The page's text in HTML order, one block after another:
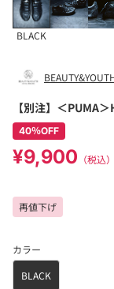
BLACK
【別注】＜PUMA
40％OFF
¥9,900 （税込）
再値下げ
カラー
BLACK